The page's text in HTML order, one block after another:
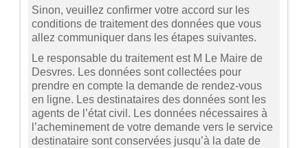
Sinon, veuillez confirmer votre accord sur les
conditions de traitement des données que vous
allez communiquer dans les étapes suivantes.
Le responsable du traitement est M Le Maire de
Desvres. Les données sont collectées pour
prendre en compte la demande de rendez-vous
en ligne. Les destinataires des données sont les
agents de l’état civil. Les données nécessaires à
l’acheminement de votre demande vers le service
destinataire sont conservées jusqu’à la date de